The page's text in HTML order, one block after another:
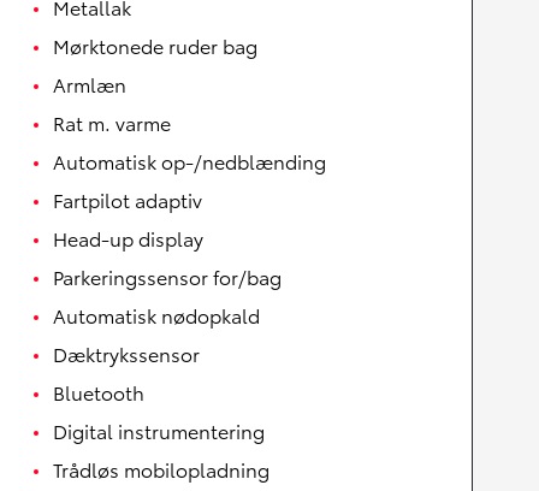
Metallak
Mørktonede ruder bag
Armlæn
Rat m. varme
Automatisk op-/nedblænding
Fartpilot adaptiv
Head-up display
Parkeringssensor for/bag
Automatisk nødopkald
Dæktrykssensor
Bluetooth
Digital instrumentering
Trådløs mobilopladning